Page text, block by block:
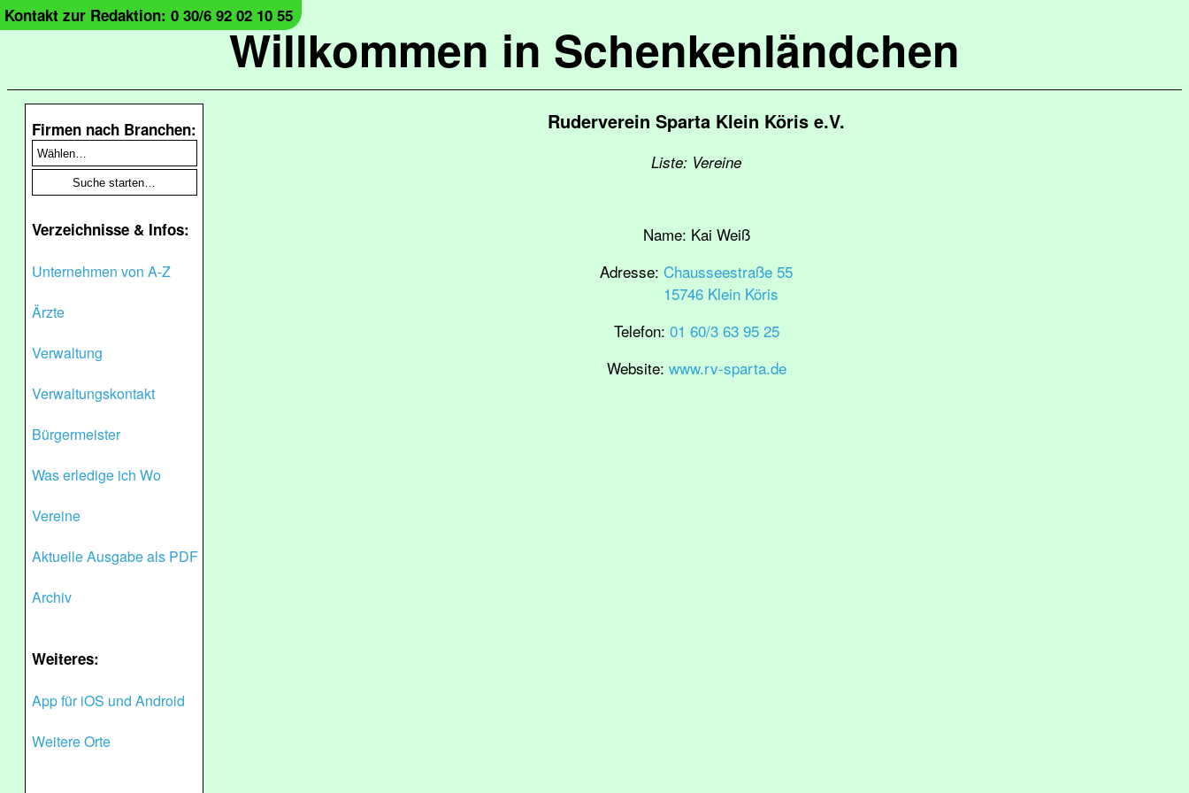
Willkommen in Schenkenländchen
Kontakt zur Redaktion: 0 30/6 92 02 10 55
Firmen nach Branchen:
Verzeichnisse & Infos:
Unternehmen von A-Z
Ärzte
Verwaltung
Verwaltungskontakt
Bürgermeister
Was erledige ich Wo
Vereine
Aktuelle Ausgabe als PDF
Archiv
Weiteres:
App für iOS und Android
Weitere Orte
Ruderverein Sparta Klein Köris e.V.
Liste: Vereine
Name: Kai Weiß
Adresse: Chausseestraße 55
15746 Klein Köris
Telefon: 01 60/3 63 95 25
Website: www.rv-sparta.de